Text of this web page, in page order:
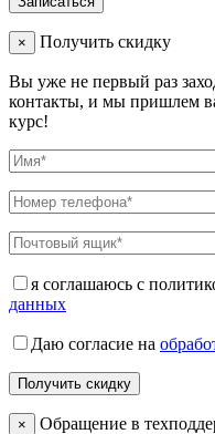
× Получить скидку
Вы уже не первый раз
контакты, и мы пришлем
курс!
я соглашаюсь с
данных
Даю согласие на
× Обращение в